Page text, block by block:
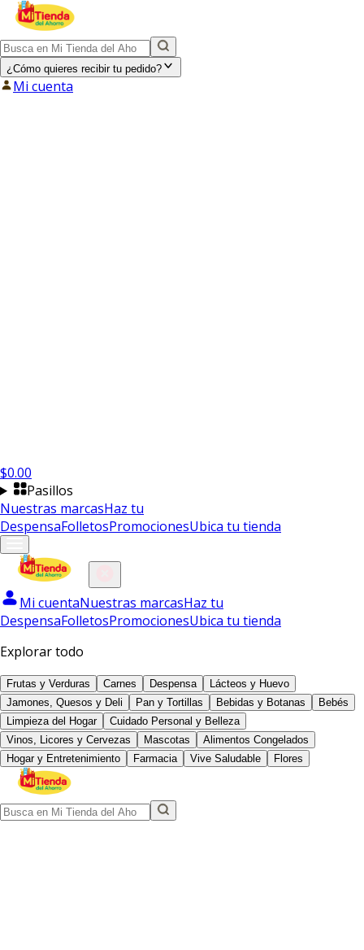
¿Cómo quieres recibir tu pedido?
Mi cuenta
$0.00
Pasillos
Nuestras marcasHaz tu
DespensaFolletosPromocionesUbica tu tienda
Mi cuentaNuestras marcasHaz tu
DespensaFolletosPromocionesUbica tu tienda
Explorar todo
Frutas y Verduras Carnes Despensa
Lácteos y Huevo
Jamones, Quesos y Deli
Pan y Tortillas Bebidas y Botanas
Bebés
Limpieza del Hogar
Cuidado Personal y Belleza
Vinos, Licores y Cervezas
Mascotas
Alimentos Congelados
Hogar y Entretenimiento
Farmacia Vive Saludable Flores